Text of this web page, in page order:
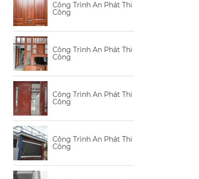
Công Trình An Phát Thi
Công
Công Trình An Phát Thi
Công
Công Trình An Phát Thi
Công
Công Trình An Phát Thi
Công